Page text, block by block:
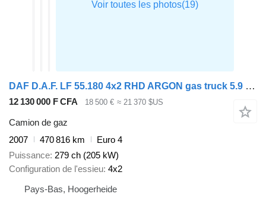
DAF D.A.F. LF 55.180 4x2 RHD ARGON gas truck 5.9 m3
12 130 000 F CFA 18 500 € ≈ 21 370 $US
Camion de gaz
2007
470 816 km
Euro 4
Puissance 279 ch (205 kW)
Configuration de l'essieu 4x2
Pays-Bas, Hoogerheide